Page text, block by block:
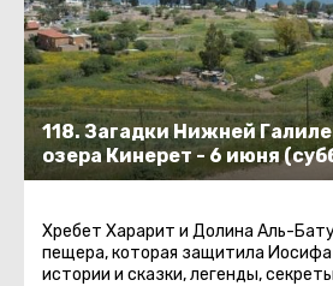
118. Загадки Нижней
озера Кинерет - 6 июня
Хребет Харарит и Долина Аль-
пещера, которая защитила
истории и сказки, легенды,